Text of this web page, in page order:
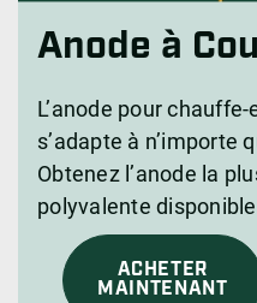
Anode à
L’anode pour
s’adapte à n’importe
Obtenez l’anode la
polyvalente
ACHETER
MAINTENANT